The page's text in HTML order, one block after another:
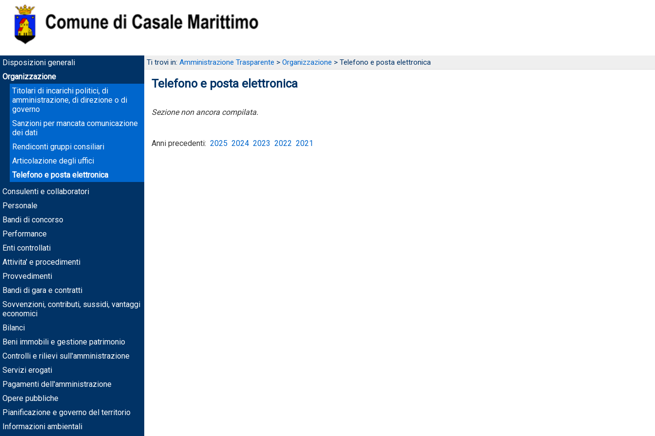
Disposizioni generali
Organizzazione
Titolari di incarichi politici, di
amministrazione, di direzione o di
governo
Sanzioni per mancata comunicazione
dei dati
Rendiconti gruppi consiliari
Articolazione degli uffici
Telefono e posta elettronica
Consulenti e collaboratori
Personale
Bandi di concorso
Performance
Enti controllati
Attivita' e procedimenti
Provvedimenti
Bandi di gara e contratti
Sovvenzioni, contributi, sussidi, vantaggi
economici
Bilanci
Beni immobili e gestione patrimonio
Controlli e rilievi sull'amministrazione
Servizi erogati
Pagamenti dell'amministrazione
Opere pubbliche
Pianificazione e governo del territorio
Informazioni ambientali
Ti trovi in: Amministrazione Trasparente > Organizzazione > Telefono e posta elettronica
Telefono e posta elettronica
Sezione non ancora compilata.
Anni precedenti: 2025 2024 2023 2022 2021